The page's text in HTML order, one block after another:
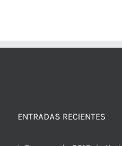
ENTRADAS RECIENTES